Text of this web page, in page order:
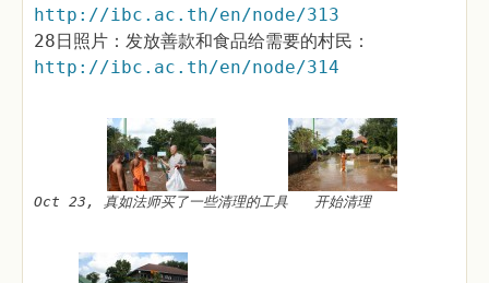
http://ibc.ac.th/en/node/313
28日照片：发放善款和食品给需要的村民：
http://ibc.ac.th/en/node/314
Oct 23, 真如法师买了一些清理的工具 开始清理